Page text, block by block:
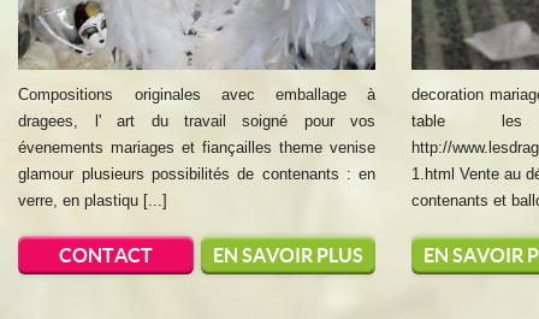
Compositions originales avec emballage à
dragees, l' art du travail soigné pour vos
évenements mariages et fiançailles theme venise
glamour plusieurs possibilités de contenants : en
verre, en plastiqu [...]
CONTACT EN SAVOIR PLUS
decoration
table les
http://
1.html Vente au
contenants et
EN SAVOIR